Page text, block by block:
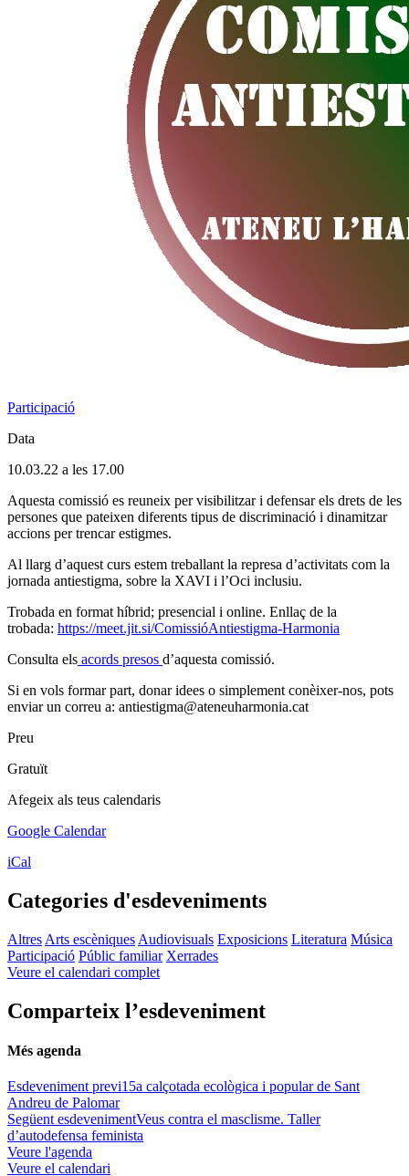
Participació
Data
10.03.22 a les 17.00
Aquesta comissió es reuneix per visibilitzar i defensar els drets de les
persones que pateixen diferents tipus de discriminació i dinamitzar
accions per trencar estigmes.
Al llarg d’aquest curs estem treballant la represa d’activitats com la
jornada antiestigma, sobre la XAVI i l’Oci inclusiu.
Trobada en format híbrid; presencial i online. Enllaç de la
trobada: https://meet.jit.si/ComissióAntiestigma-Harmonia
Consulta els acords presos d’aquesta comissió.
Si en vols formar part, donar idees o simplement conèixer-nos, pots
enviar un correu a: antiestigma@ateneuharmonia.cat
Preu
Gratuït
Afegeix als teus calendaris
Google Calendar
iCal
Categories d'esdeveniments
Altres Arts escèniques Audiovisuals Exposicions Literatura Música
Participació Públic familiar Xerrades
Veure el calendari complet
Comparteix l’esdeveniment
Més agenda
Esdeveniment previ15a calçotada ecològica i popular de Sant
Andreu de Palomar
Següent esdevenimentVeus contra el masclisme. Taller
d’autodefensa feminista
Veure l'agenda
Veure el calendari